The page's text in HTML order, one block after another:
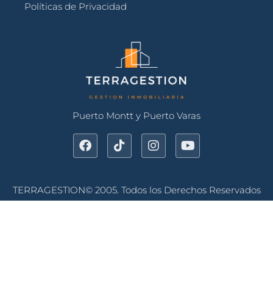
Políticas de Privacidad
Puerto Montt y Puerto Varas
TERRAGESTION© 2005. Todos los Derechos Reservados